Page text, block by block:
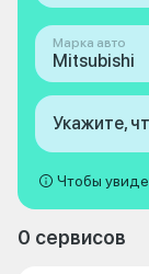
Марка авто
Mitsubishi
Укажите,
Чтобы
0 сервисов